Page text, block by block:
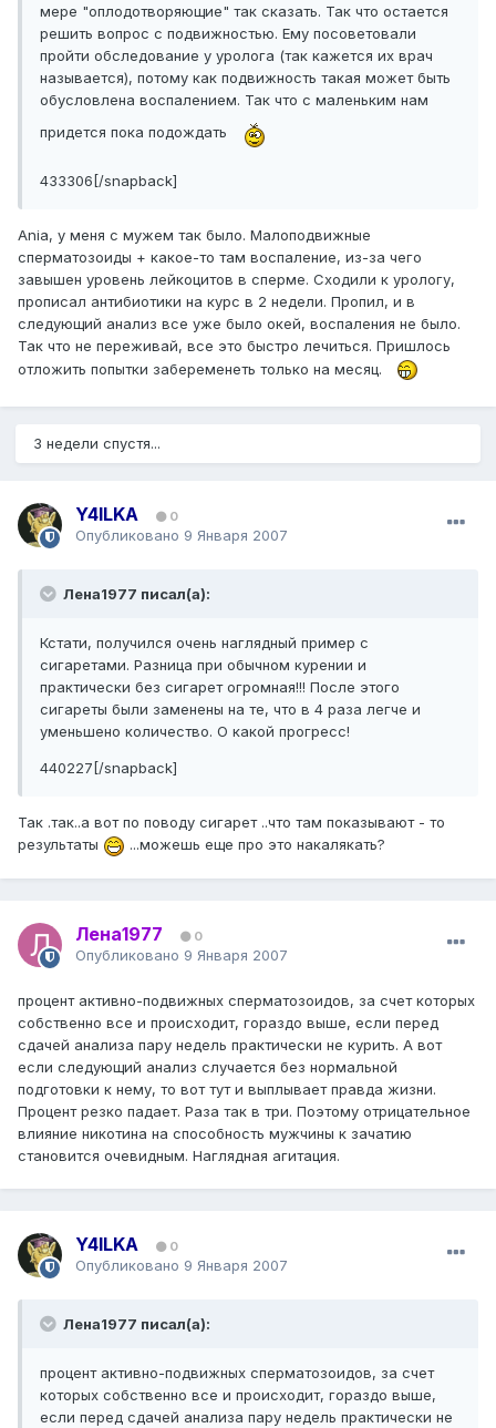
мере "оплодотворяющие" так сказать. Так что остается
решить вопрос с подвижностью. Ему посоветовали
пройти обследование у уролога (так кажется их врач
называется), потому как подвижность такая может быть
обусловлена воспалением. Так что с маленьким нам
придется пока подождать
433306[/snapback]
Ania, у меня с мужем так было. Малоподвижные
сперматозоиды + какое-то там воспаление, из-за чего
завышен уровень лейкоцитов в сперме. Сходили к урологу,
прописал антибиотики на курс в 2 недели. Пропил, и в
следующий анализ все уже было окей, воспаления не было.
Так что не переживай, все это быстро лечиться. Пришлось
отложить попытки забеременеть только на месяц.
3 недели спустя...
Y4ILKA 0
Опубликовано 9 Января 2007
Лена1977 писал(а):
Кстати, получился очень наглядный пример с
сигаретами. Разница при обычном курении и
практически без сигарет огромная!!! После этого
сигареты были заменены на те, что в 4 раза легче и
уменьшено количество. О какой прогресс!
440227[/snapback]
Так .так..а вот по поводу сигарет ..что там показывают - то
результаты
...можешь еще про это накалякать?
Лена1977 0
Опубликовано 9 Января 2007
процент активно-подвижных сперматозоидов, за счет которых
собственно все и происходит, гораздо выше, если перед
сдачей анализа пару недель практически не курить. А вот
если следующий анализ случается без нормальной
подготовки к нему, то вот тут и выплывает правда жизни.
Процент резко падает. Раза так в три. Поэтому отрицательное
влияние никотина на способность мужчины к зачатию
становится очевидным. Наглядная агитация.
Y4ILKA 0
Опубликовано 9 Января 2007
Лена1977 писал(а):
процент активно-подвижных сперматозоидов, за счет
которых собственно все и происходит, гораздо выше,
если перед сдачей анализа пару недель практически не